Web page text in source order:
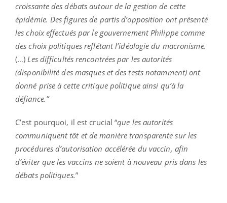
croissante des débats autour de la gestion de cette
épidémie. Des figures de partis d’opposition ont présenté
les choix effectués par le gouvernement Philippe comme
des choix politiques reflétant l’idéologie du macronisme.
(…) Les difficultés rencontrées par les autorités
(disponibilité des masques et des tests notamment) ont
donné prise à cette critique politique ainsi qu’à la
défiance.”
C’est pourquoi, il est crucial “que les autorités
communiquent tôt et de manière transparente sur les
procédures d’autorisation accélérée du vaccin, afin
d’éviter que les vaccins ne soient à nouveau pris dans les
débats politiques.”